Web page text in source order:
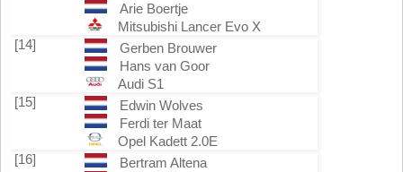
Arie Boertje
Mitsubishi Lancer Evo X
[14]
Gerben Brouwer
Hans van Goor
Audi S1
[15]
Edwin Wolves
Ferdi ter Maat
Opel Kadett 2.0E
[16]
Bertram Altena